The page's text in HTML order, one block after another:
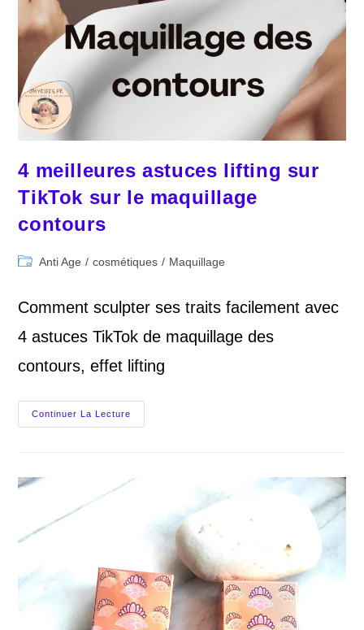
4 meilleures astuces lifting sur
TikTok sur le maquillage
contours
PostAnti Age / cosmétiques / Maquillage
Comment sculpter ses traits facilement avec
4 astuces TikTok de maquillage des
contours, effet lifting
Continuer La Lecture
Meilleures
Sur
Maquillage
Contours